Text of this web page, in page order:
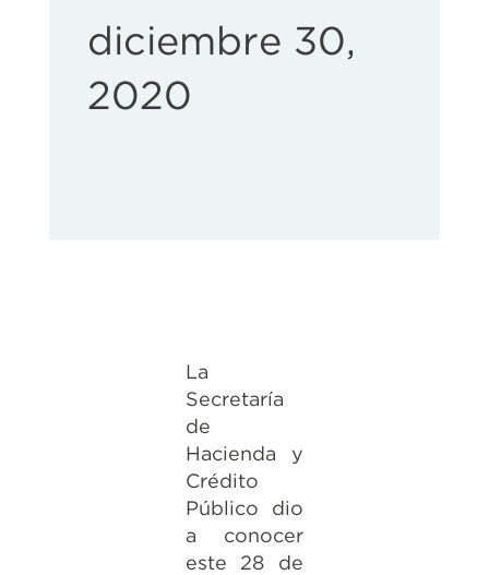
diciembre 30,
2020
La
Secretaría
de
Hacienda y
Crédito
Público dio
a conocer
este 28 de